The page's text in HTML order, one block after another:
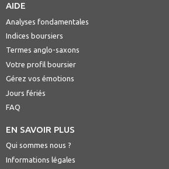
AIDE
Analyses fondamentales
Indices boursiers
Termes anglo-saxons
Votre profil boursier
Gérez vos émotions
Jours fériés
FAQ
EN SAVOIR PLUS
Qui sommes nous ?
Informations légales